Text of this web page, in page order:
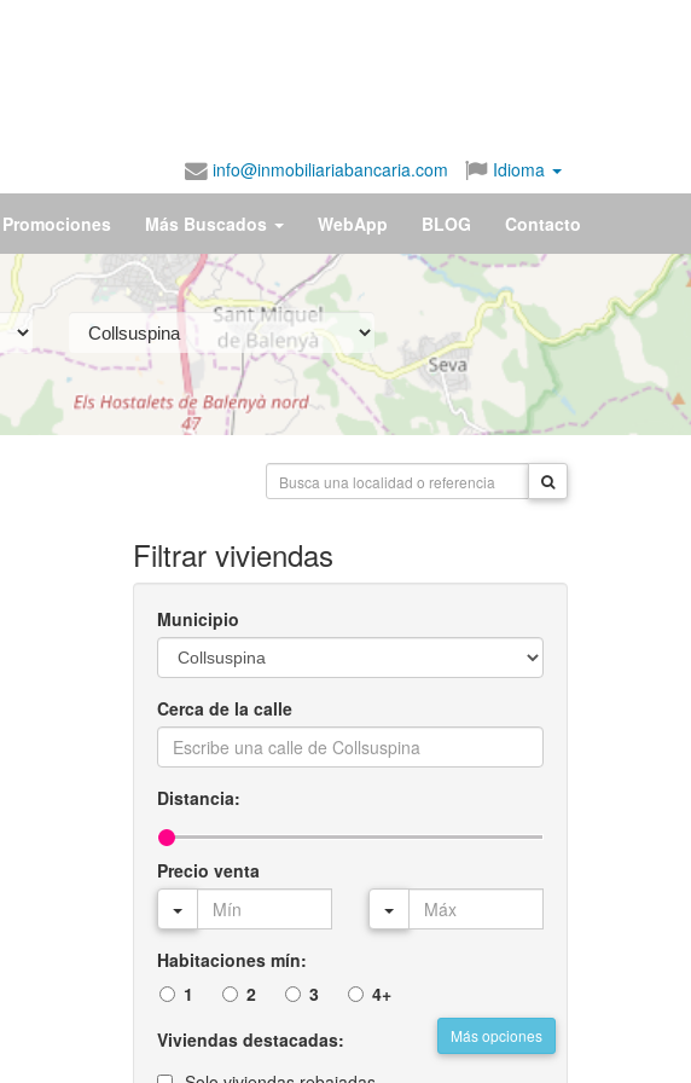
info@inmobiliariabancaria.com Idioma
Promociones Más Buscados WebApp BLOG Contacto
Filtrar viviendas
Municipio
Cerca de la calle
Distancia:
Precio venta
Habitaciones mín:
1
2 3 4+
Más opciones
Viviendas destacadas: